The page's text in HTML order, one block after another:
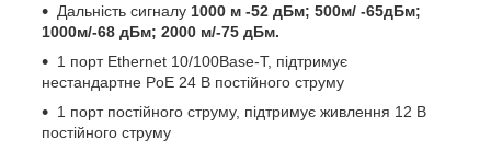
Дальність сигналу 1000 м -52 дБм; 500м/ -65дБм;
1000м/-68 дБм; 2000 м/-75 дБм.
1 порт Ethernet 10/100Base-T, підтримує
нестандартне PoE 24 В постійного струму
1 порт постійного струму, підтримує живлення 12 В
постійного струму